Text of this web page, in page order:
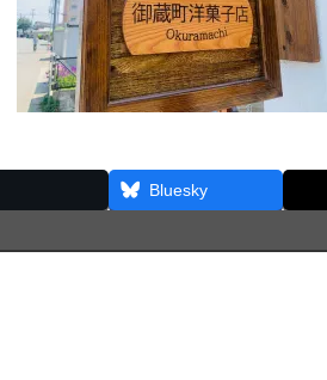
Bluesky